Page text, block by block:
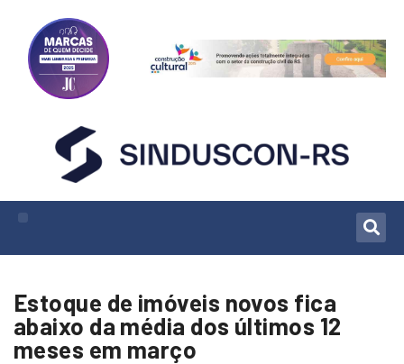
Estoque de imóveis novos fica
abaixo da média dos últimos 12
meses em março